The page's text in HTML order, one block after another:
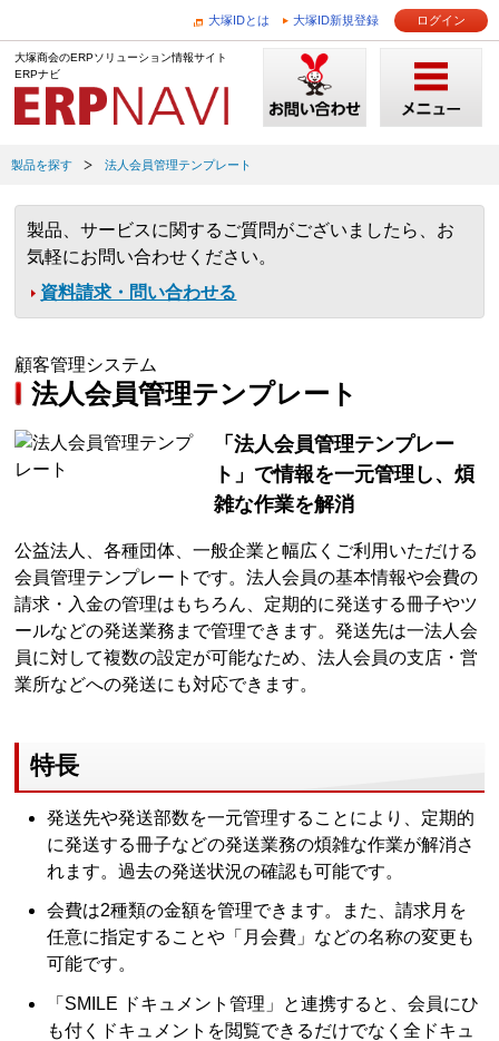
大塚IDとは 大塚ID新規登録 ログイン
大塚商会のERPソリューション情報サイト
ERPナビ
製品を探す 法人会員管理テンプレート
製品、サービスに関するご質問がございましたら、お
気軽にお問い合わせください。
資料請求・問い合わせる
顧客管理システム
法人会員管理テンプレート
「法人会員管理テンプレー
ト」で情報を一元管理し、煩
雑な作業を解消
公益法人、各種団体、一般企業と幅広くご利用いただける
会員管理テンプレートです。法人会員の基本情報や会費の
請求・入金の管理はもちろん、定期的に発送する冊子やツ
ールなどの発送業務まで管理できます。発送先は一法人会
員に対して複数の設定が可能なため、法人会員の支店・営
業所などへの発送にも対応できます。
特長
発送先や発送部数を一元管理することにより、定期的
に発送する冊子などの発送業務の煩雑な作業が解消さ
れます。過去の発送状況の確認も可能です。
会費は2種類の金額を管理できます。また、請求月を
任意に指定することや「月会費」などの名称の変更も
可能です。
「SMILE ドキュメント管理」と連携すると、会員にひ
も付くドキュメントを閲覧できるだけでなく全ドキュ